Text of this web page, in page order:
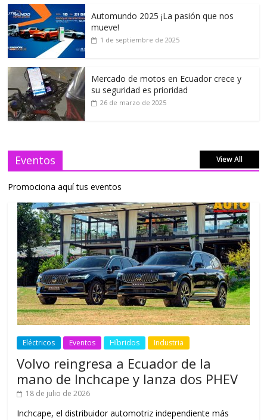
Automundo 2025 ¡La pasión que nos
mueve!
1 de septiembre de 2025
Mercado de motos en Ecuador crece y
su seguridad es prioridad
26 de marzo de 2025
Eventos View All
Promociona aquí tus eventos
Eléctricos Eventos Híbridos Industria
Volvo reingresa a Ecuador de la
mano de Inchcape y lanza dos PHEV
18 de julio de 2026
Inchcape, el distribuidor automotriz independiente más